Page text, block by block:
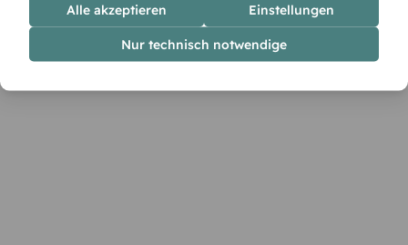
Alle akzeptieren Einstellungen
Nur technisch notwendige